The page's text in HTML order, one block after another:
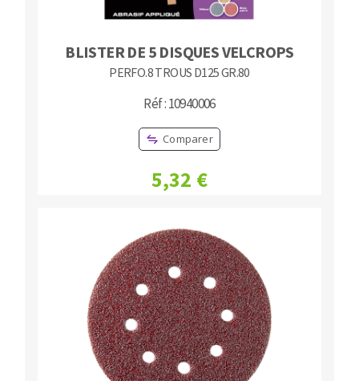
BLISTER DE 5 DISQUES VELCROPS
PERFO.8 TROUS D125 GR.80
Réf : 10940006
Comparer
5,32 €